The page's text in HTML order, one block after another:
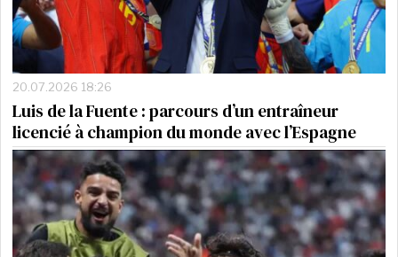
20.07.2026 18:26
Luis de la Fuente : parcours d’un entraîneur
licencié à champion du monde avec l’Espagne